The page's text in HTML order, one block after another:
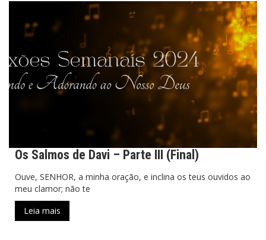
Os Salmos de Davi – Parte III (Final)
Ouve, SENHOR, a minha oração, e inclina os teus ouvidos ao
meu clamor; não te
Leia mais